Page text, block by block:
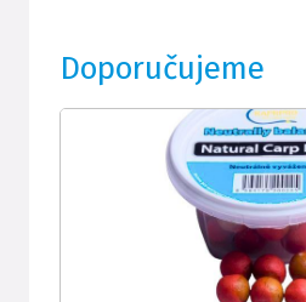
Doporučujeme